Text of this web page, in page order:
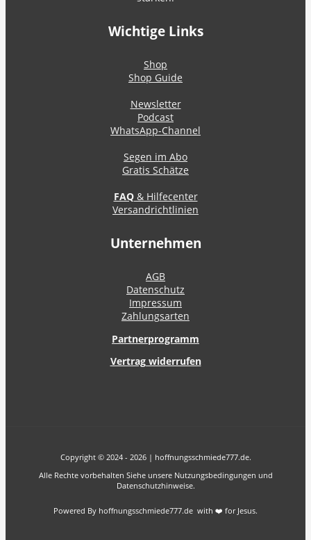
Wichtige Links
Shop
Shop Guide
Newsletter
Podcast
WhatsApp-Channel
Segen im Abo
Gratis Schätze
FAQ& Hilfecenter
Versandrichtlinien
Unternehmen
AGB
Datenschutz
Impressum
Zahlungsarten
Partnerprogramm
Vertrag widerrufen
Copyright © 2024 - 2026 | hoffnungsschmiede777.de.
Alle Rechte vorbehalten Siehe unsere Nutzungsbedingungen und
Datenschutzhinweise.
Powered By hoffnungsschmiede777.de with ❤️ for Jesus.